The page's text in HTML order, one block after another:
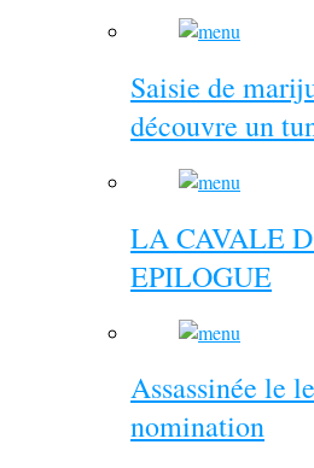
Saisie de
découvre un
LA CAVALE
EPILOGUE
Assassinée le
nomination